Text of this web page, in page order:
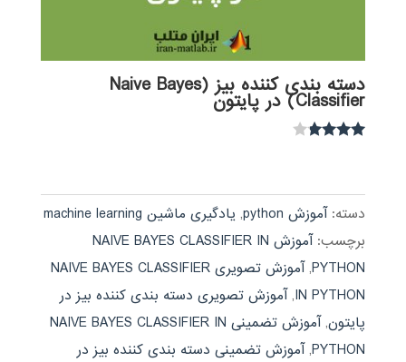
دسته بندی کننده بیز (Naive Bayes
Classifier) در پایتون
دسته:آموزش python , یادگیری ماشین machine learning
برچسب:
آموزش NAIVE BAYES CLASSIFIER IN
PYTHON
,
آموزش تصویری NAIVE BAYES CLASSIFIER
IN PYTHON
,آموزش تصویری دسته بندی کننده بیز در
پایتون,
آموزش تضمینی NAIVE BAYES CLASSIFIER IN
PYTHON
,آموزش تضمینی دسته بندی کننده بیز در